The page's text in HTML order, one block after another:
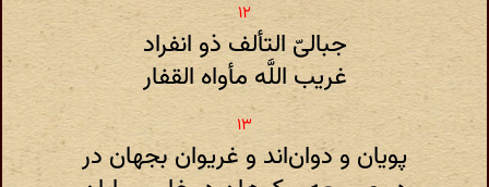
جبالیّ التألف ذو انفراد
غریب اللَّه مأواه القفار
پویان و دوان‌اند و غریوان بجهان در